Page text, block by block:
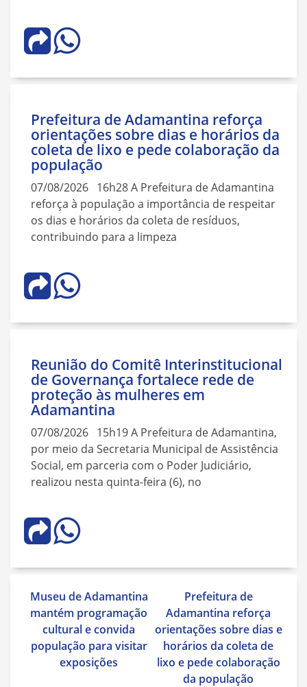
Prefeitura de Adamantina reforça
orientações sobre dias e horários da
coleta de lixo e pede colaboração da
população
07/08/2026 16h28 A Prefeitura de Adamantina
reforça à população a importância de respeitar
os dias e horários da coleta de resíduos,
contribuindo para a limpeza
Reunião do Comitê Interinstitucional
de Governança fortalece rede de
proteção às mulheres em
Adamantina
07/08/2026 15h19 A Prefeitura de Adamantina,
por meio da Secretaria Municipal de Assistência
Social, em parceria com o Poder Judiciário,
realizou nesta quinta-feira (6), no
Navegação
de
Post
Museu de Adamantina
mantém programação
cultural e convida
população para visitar
exposições
Prefeitura de
Adamantina reforça
orientações sobre dias e
horários da coleta de
lixo e pede colaboração
da população